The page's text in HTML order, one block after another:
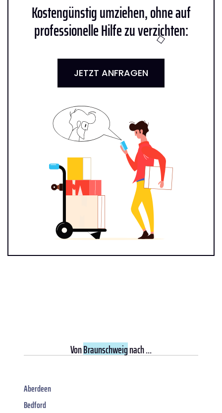
Kostengünstig umziehen, ohne auf
professionelle Hilfe zu verzichten:
JETZT ANFRAGEN
VonBraunschweignach ...
Aberdeen
Bedford